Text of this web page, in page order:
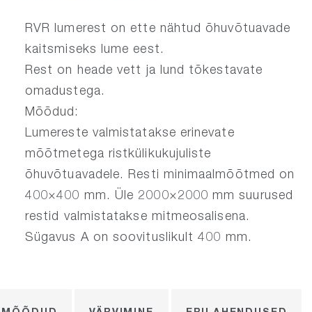
RVR lumerest on ette nähtud õhuvõtuavade
kaitsmiseks lume eest.
Rest on heade vett ja lund tõkestavate
omadustega.
Mõõdud:
Lumereste valmistatakse erinevate
mõõtmetega ristkülikukujuliste
õhuvõtuavadele. Resti minimaalmõõtmed on
400×400 mm. Üle 2000×2000 mm suurused
restid valmistatakse mitmeosalisena.
Sügavus A on soovituslikult 400 mm.